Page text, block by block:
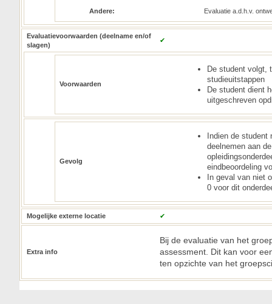
Andere: Evaluatie a.d.h.v.
Evaluatievoorwaarden (deelname en/of
slagen)
✔
Voorwaarden
De student volgt,
studieuitstappen
De student dient
uitgeschreven
Gevolg
Indien de
deelnemen aan
eindbeoordeling
In geval van niet
0 voor dit
Mogelijke externe locatie ✔
Extra info
Bij de evaluatie van het
assessment. Dit kan voor
ten opzichte van het